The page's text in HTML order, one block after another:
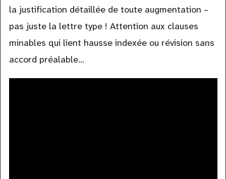
la justification détaillée de toute augmentation –
pas juste la lettre type ! Attention aux clauses
minables qui lient hausse indexée ou révision sans
accord préalable…